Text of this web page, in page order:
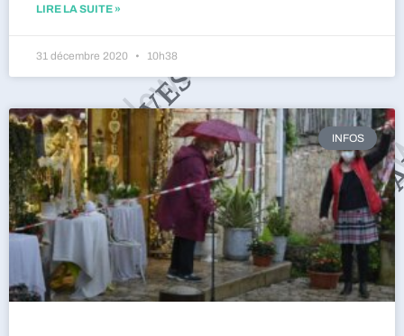
LIRE LA SUITE »
31 décembre 2020 10h38
INFOS